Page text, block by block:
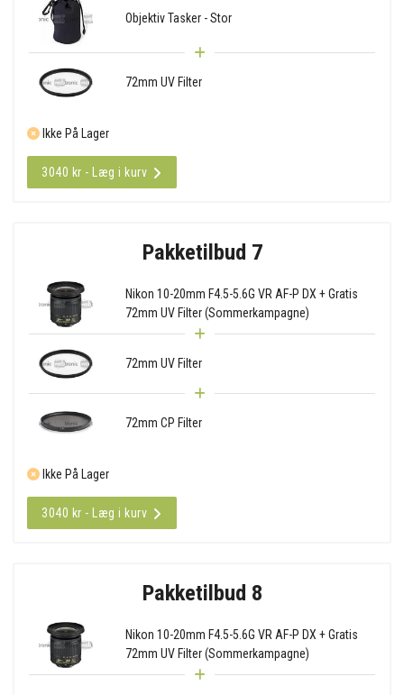
Objektiv Tasker - Stor
72mm UV Filter
Ikke På Lager
3040 kr - Læg i kurv
Pakketilbud 7
Nikon 10-20mm F4.5-5.6G VR AF-P DX + Gratis
72mm UV Filter (Sommerkampagne)
72mm UV Filter
72mm CP Filter
Ikke På Lager
3040 kr - Læg i kurv
Pakketilbud 8
Nikon 10-20mm F4.5-5.6G VR AF-P DX + Gratis
72mm UV Filter (Sommerkampagne)